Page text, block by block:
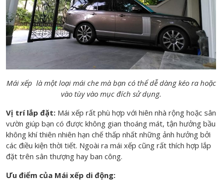
Mái xếp là một loại mái che mà bạn có thể dễ dàng kéo ra hoặc
vào tùy vào mục đích sử dụng.
Vị trí lắp đặt: Mái xếp rất phù hợp với hiên nhà rộng hoặc sân
vườn giúp bạn có được không gian thoáng mát, tận hưởng bầu
không khí thiên nhiên hạn chế thấp nhất những ảnh hưởng bởi
các điều kiện thời tiết. Ngoài ra mái xếp cũng rất thích hợp lắp
đặt trên sân thượng hay ban công.
Ưu điểm của Mái xếp di động: